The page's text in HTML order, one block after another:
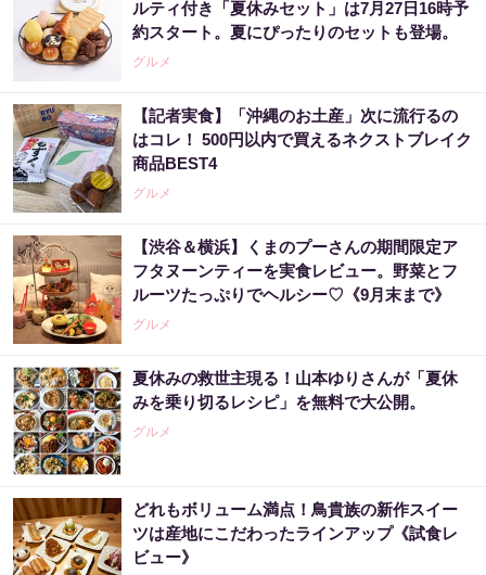
ルティ付き「夏休みセット」は7月27日16時予
約スタート。夏にぴったりのセットも登場。
グルメ
【記者実食】「沖縄のお土産」次に流行るの
はコレ！ 500円以内で買えるネクストブレイク
商品BEST4
グルメ
【渋谷＆横浜】くまのプーさんの期間限定ア
フタヌーンティーを実食レビュー。野菜とフ
ルーツたっぷりでヘルシー♡《9月末まで》
グルメ
夏休みの救世主現る！山本ゆりさんが「夏休
みを乗り切るレシピ」を無料で大公開。
グルメ
どれもボリューム満点！鳥貴族の新作スイー
ツは産地にこだわったラインアップ《試食レ
ビュー》